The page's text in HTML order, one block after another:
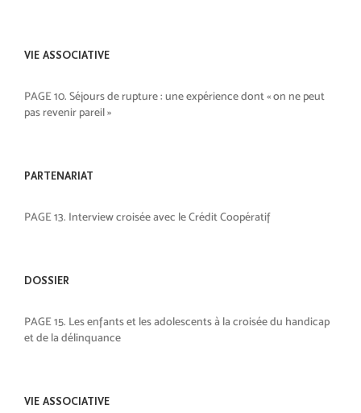
VIE ASSOCIATIVE
PAGE 10. Séjours de rupture : une expérience dont « on ne peut
pas revenir pareil »
PARTENARIAT
PAGE 13. Interview croisée avec le Crédit Coopératif
DOSSIER
PAGE 15. Les enfants et les adolescents à la croisée du handicap
et de la délinquance
VIE ASSOCIATIVE